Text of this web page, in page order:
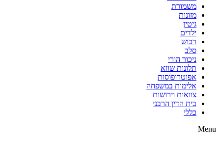
משמורת
מזונות
גיטין
ילדים
רכוש
סלב
ניכור הורי
תלונות שווא
אפוטרופוסות
אלימות במשפחה
צוואות וירושות
בית הדין הרבני
כללי
Menu